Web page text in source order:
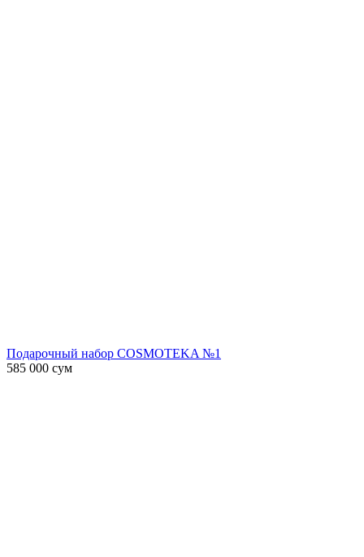
Подарочный набор COSMOTEKA №1
585 000 сум